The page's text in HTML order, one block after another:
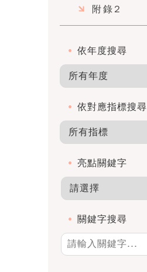
附錄2
依年度搜尋
依對應指標搜尋
亮點關鍵字
關鍵字搜尋